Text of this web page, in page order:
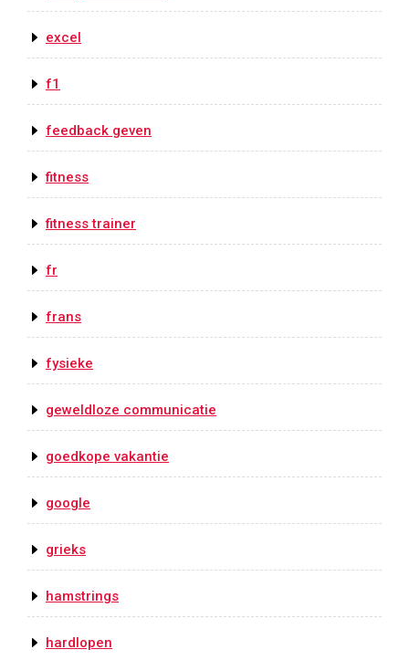
excel
f1
feedback geven
fitness
fitness trainer
fr
frans
fysieke
geweldloze communicatie
goedkope vakantie
google
grieks
hamstrings
hardlopen